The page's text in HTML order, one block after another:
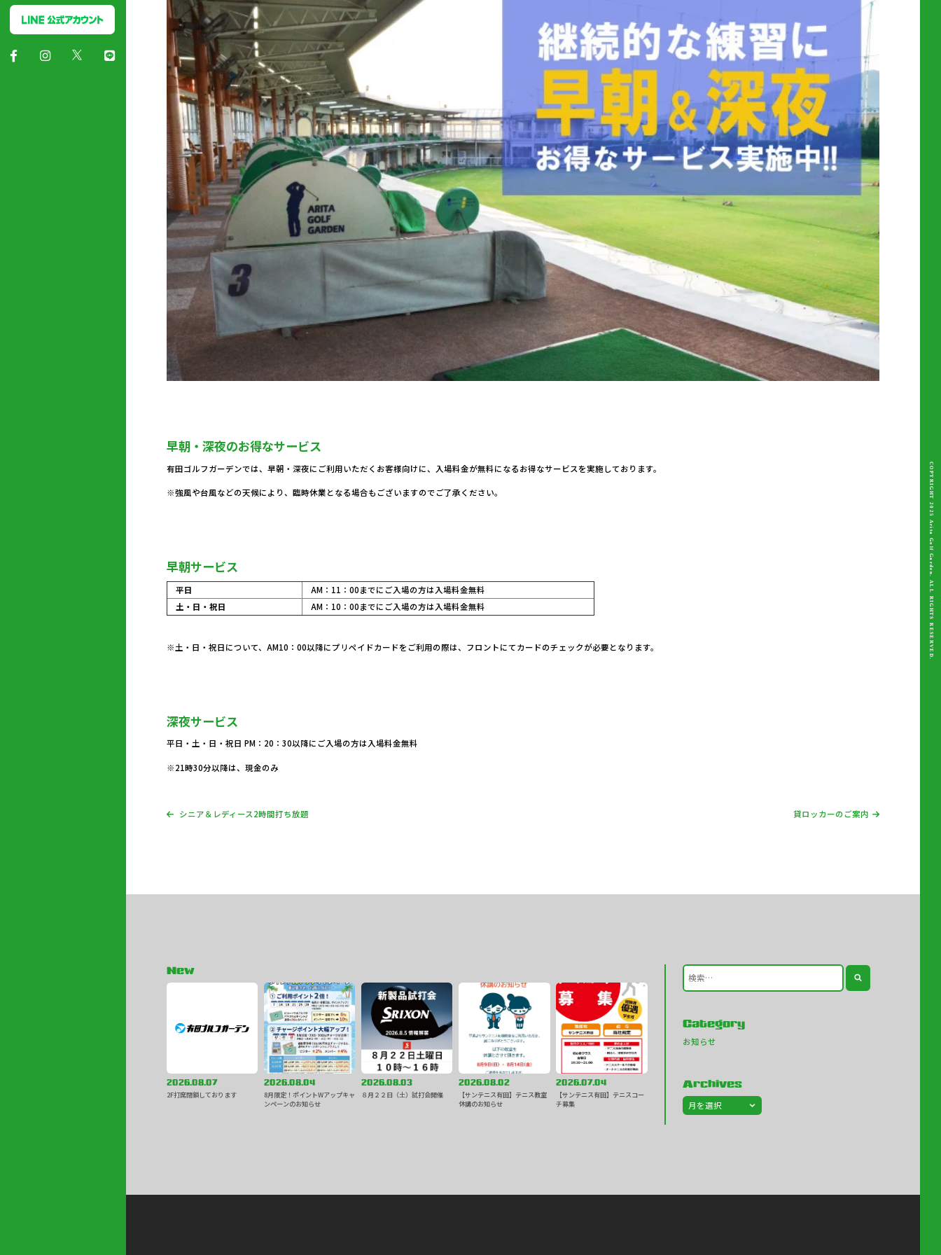
早朝・深夜のお得なサービス
有田ゴルフガーデンでは、早朝・深夜にご利用いただくお客様向けに、入場料金が無料になるお得なサービスを実施しております。
※強風や台風などの天候により、臨時休業となる場合もございますのでご了承ください。
早朝サービス
平日
AM：11：00までにご入場の方は入場料金無料
土・日・祝日
AM：10：00までにご入場の方は入場料金無料
※土・日・祝日について、AM10：00以降にプリペイドカードをご利用の際は、フロントにてカードのチェックが必要となります。
深夜サービス
平日・土・日・祝日 PM：20：30以降にご入場の方は入場料金無料
※21時30分以降は、現金のみ
シニア＆レディース2時間打ち放題 貸ロッカーのご案内
New
2026.08.07
2F打席閉鎖しております
2026.08.04
8月限定！ポイントWアップキャ
ンペーンのお知らせ
2026.08.03
８月２２日（土）試打会開催
2026.08.02
【サンテニス有田】テニス教室
休講のお知らせ
2026.07.04
【サンテニス有田】テニスコー
チ募集
Category
お知らせ
Archives
COPYRIGHT 2025 Arita Golf Garden. ALL RIGHTS RESERVED.